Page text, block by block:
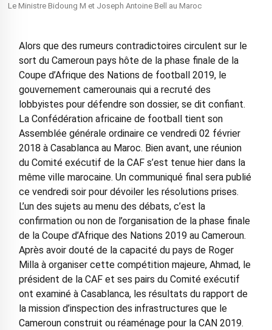
Le Ministre Bidoung M et Joseph Antoine Bell au Maroc
Alors que des rumeurs contradictoires circulent sur le
sort du Cameroun pays hôte de la phase finale de la
Coupe d’Afrique des Nations de football 2019, le
gouvernement camerounais qui a recruté des
lobbyistes pour défendre son dossier, se dit confiant.
La Confédération africaine de football tient son
Assemblée générale ordinaire ce vendredi 02 février
2018 à Casablanca au Maroc. Bien avant, une réunion
du Comité exécutif de la CAF s’est tenue hier dans la
même ville marocaine. Un communiqué final sera publié
ce vendredi soir pour dévoiler les résolutions prises.
L’un des sujets au menu des débats, c’est la
confirmation ou non de l’organisation de la phase finale
de la Coupe d’Afrique des Nations 2019 au Cameroun.
Après avoir douté de la capacité du pays de Roger
Milla à organiser cette compétition majeure, Ahmad, le
président de la CAF et ses pairs du Comité exécutif
ont examiné à Casablanca, les résultats du rapport de
la mission d’inspection des infrastructures que le
Cameroun construit ou réaménage pour la CAN 2019.